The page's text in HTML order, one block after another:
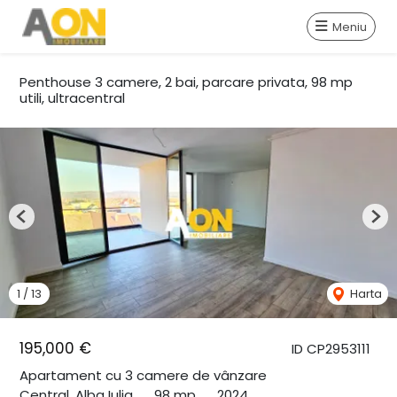
Meniu
Penthouse 3 camere, 2 bai, parcare privata, 98 mp
utili, ultracentral
ID CP2953111
195,000 €
Apartament cu 3 camere de vânzare
1 /13 Harta
Previous